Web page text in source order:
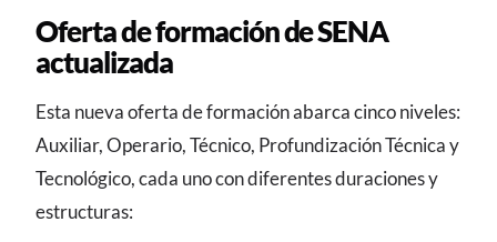
Oferta de formación de SENA
actualizada
Esta nueva oferta de formación abarca cinco niveles:
Auxiliar, Operario, Técnico, Profundización Técnica y
Tecnológico, cada uno con diferentes duraciones y
estructuras: